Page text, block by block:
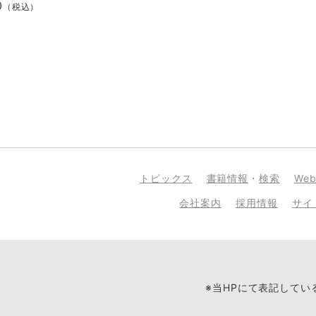
（税込）
トピックス 書籍情報 ・検索
会社案内 採用情報 サイ
※当HPにて表記してい